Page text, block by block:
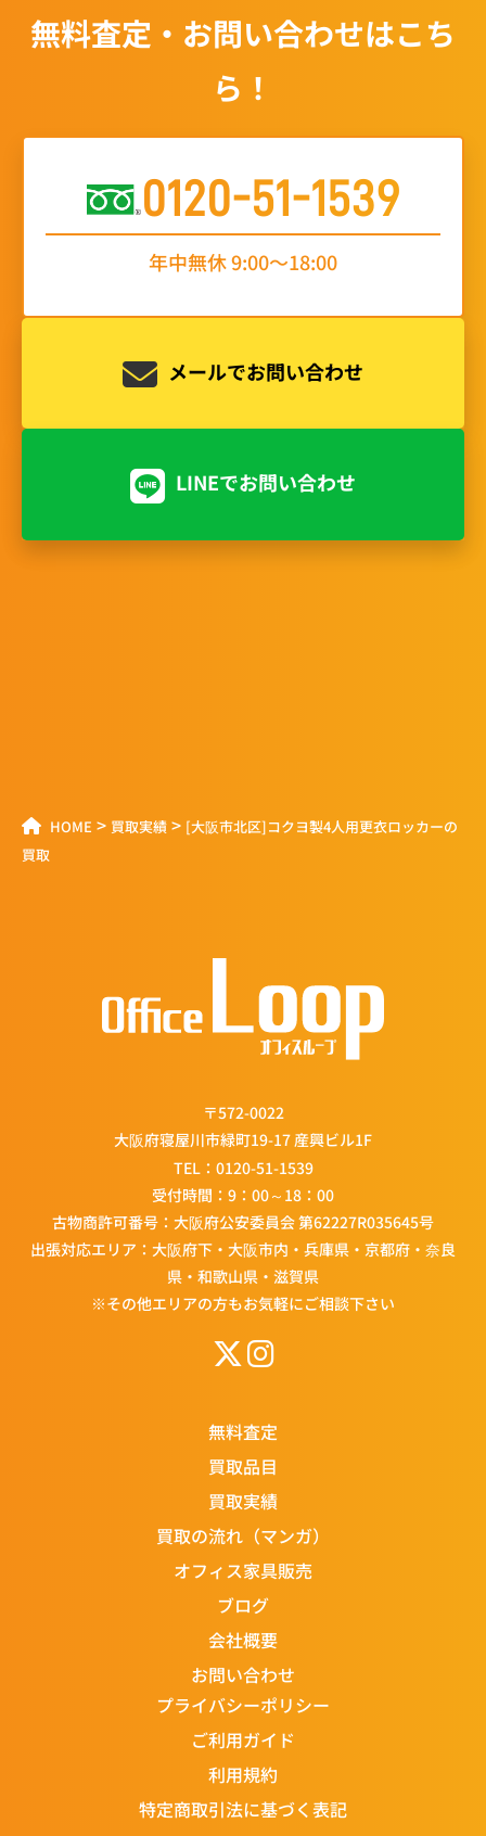
無料査定・お問い合わせはこち
ら！
0120-51-1539
年中無休 9:00〜18:00
メールでお問い合わせ
LINEでお問い合わせ
HOME > 買取実績 > [大阪市北区]コクヨ製4人用更衣ロッカーの
買取
〒572-0022
大阪府寝屋川市緑町19-17 産興ビル1F
TEL： 0120-51-1539
受付時間：9：00～18：00
古物商許可番号：大阪府公安委員会 第62227R035645号
出張対応エリア：大阪府下・大阪市内・兵庫県・京都府・奈良
県・和歌山県・滋賀県
※その他エリアの方もお気軽にご相談下さい
無料査定
買取品目
買取実績
買取の流れ（マンガ）
オフィス家具販売
ブログ
会社概要
お問い合わせ
プライバシーポリシー
ご利用ガイド
利用規約
特定商取引法に基づく表記